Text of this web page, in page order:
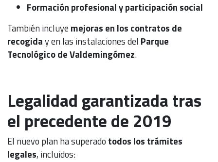
Formación profesional y participación social
También incluyemejoras en los contratos de
recogiday en las instalaciones del Parque
Tecnológico de Valdemingómez.
Legalidad garantizada tras
el precedente de 2019
El nuevo plan ha superado todos los trámites
legales, incluidos: